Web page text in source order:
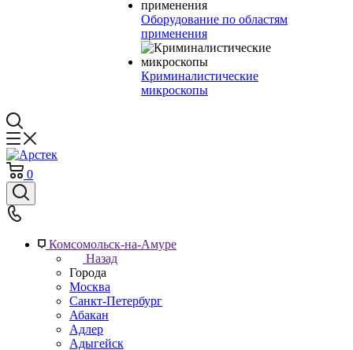
Оборудование по областям
применения
Криминалистические
микроскопы
0
Комсомольск-на-Амуре
Назад
Города
Москва
Санкт-Петербург
Абакан
Адлер
Адыгейск